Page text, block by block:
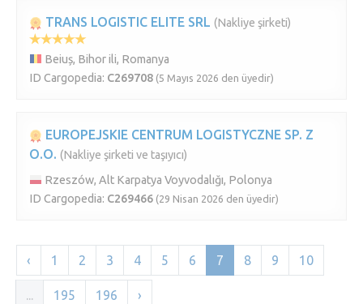
TRANS LOGISTIC ELITE SRL (Nakliye şirketi)
Beiuș, Bihor ili, Romanya
ID Cargopedia: C269708 (5 Mayıs 2026 den üyedir)
EUROPEJSKIE CENTRUM LOGISTYCZNE SP. Z
O.O. (Nakliye şirketi ve taşıyıcı)
Rzeszów, Alt Karpatya Voyvodalığı, Polonya
ID Cargopedia: C269466 (29 Nisan 2026 den üyedir)
‹ 1 2 3 4 5 6 7 8 9 10
... 195 196 ›